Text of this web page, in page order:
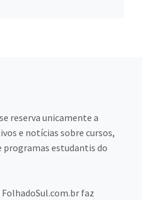
reserva unicamente a
e notícias sobre cursos,
programas estudantis do
faz